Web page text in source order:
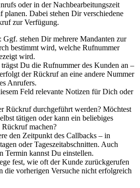
oder in der Nachbearbeitungszeit
planen. Dabei stehen Dir verschiedene
zur Verfügung.
stehen Dir mehrere Mandanten zur
bestimmt wird, welche Rufnummer
wird.
Du die Rufnummer des Kunden an –
der Rückruf an eine andere Nummer
Anrufers.
Feld relevante Notizen für Dich oder
Rückruf durchgeführt werden? Möchtest
tätigen oder kann ein beliebiges
machen?
den Zeitpunkt des Callbacks – in
oder Tageszeitabschnitten. Auch
Termin kannst Du einstellen.
fest, wie oft der Kunde zurückgerufen
die vorherigen Versuche nicht erfolgreich